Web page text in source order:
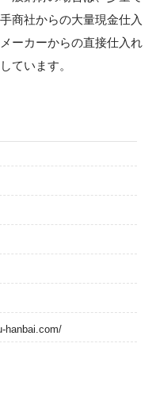
商社からの大量現金仕入
ーカーからの直接仕入れ
ています。
hanbai.com/